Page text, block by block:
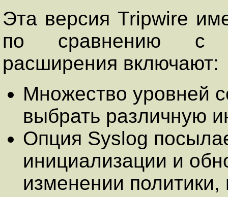
Эта версия Tripwire
по сравнению с
расширения включают:
Множество уровней
выбрать различную
Опция Syslog
инициализации и
изменении